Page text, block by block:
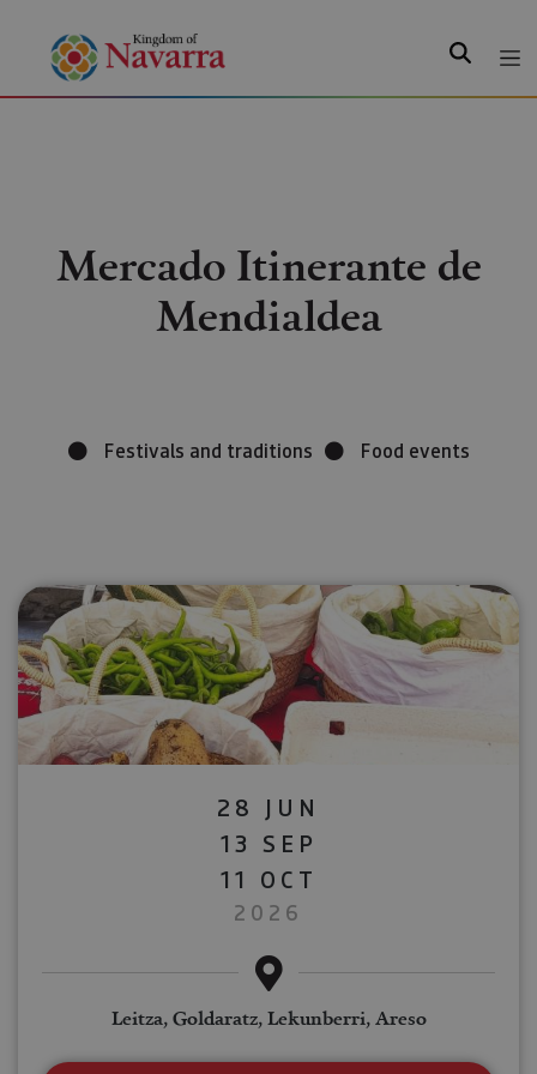
Search
Mercado Itinerante de
Mendialdea
Festivals and traditions Food events
28 JUN
13 SEP
11 OCT
2026
Leitza, Goldaratz, Lekunberri, Areso